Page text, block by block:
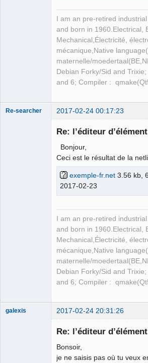
I am an pre-retired
and born in 1960.Electrical,
Mechanical,Électricité,
mécanique,Native
maternelle/
Debian Forky/Sid and
and 6; Compiler :
Re-searcher 2017-02-24 00:17:23
Re: l’éditeur d’élément
Bonjour,
Ceci est le résultat de la
exemple-fr.net 3.56 kb,
2017-02-23
I am an pre-retired
and born in 1960.Electrical,
Mechanical,Électricité,
mécanique,Native
maternelle/
Debian Forky/Sid and
and 6; Compiler :
galexis 2017-02-24 20:31:26
Re: l’éditeur d’élément
Bonsoir,
je ne saisis pas où tu veux